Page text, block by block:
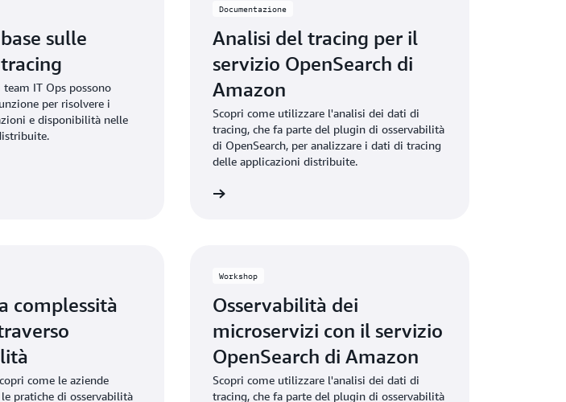
sulle
IT Ops possono
per risolvere i
e disponibilità nelle
Documentazione
Analisi del tracing per il
servizio OpenSearch di
Amazon
Scopri come utilizzare l'analisi dei dati di
tracing, che fa parte del plugin di osservabilità
di OpenSearch, per analizzare i dati di tracing
delle applicazioni distribuite.
complessità
come le aziende
pratiche di osservabilità
Workshop
Osservabilità dei
microservizi con il servizio
OpenSearch di Amazon
Scopri come utilizzare l'analisi dei dati di
tracing, che fa parte del plugin di osservabilità